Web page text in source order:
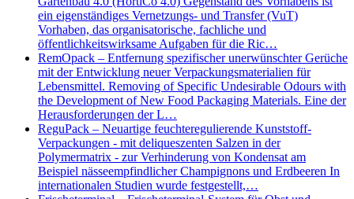
ein eigenständiges Vernetzungs- und Transfer (VuT)
Vorhaben, das organisatorische, fachliche und
öffentlichkeitswirksame Aufgaben für die Ric…
RemOpack – Entfernung spezifischer unerwünschter Gerüche
mit der Entwicklung neuer Verpackungsmaterialien für
Lebensmittel. Removing of Specific Undesirable Odours with
the Development of New Food Packaging Materials. Eine der
Herausforderungen der L…
ReguPack – Neuartige feuchteregulierende Kunststoff-
Verpackungen - mit deliqueszenten Salzen in der
Polymermatrix - zur Verhinderung von Kondensat am
Beispiel nässeempfindlicher Champignons und Erdbeeren In
internationalen Studien wurde festgestellt,…